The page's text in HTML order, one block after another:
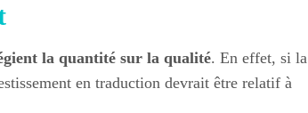
la quantité sur la qualité. En effet, si la
en traduction devrait être relatif à